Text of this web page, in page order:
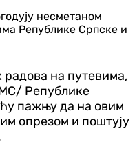
несметаном
Републике Српске и
на путевима,
Републике
пажњу да на овим
опрезом и поштују